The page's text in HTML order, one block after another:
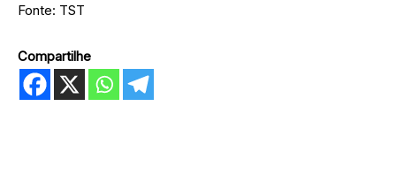
Fonte: TST
Compartilhe